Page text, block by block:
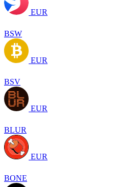
EUR
BSW
EUR
BSV
EUR
BLUR
EUR
BONE